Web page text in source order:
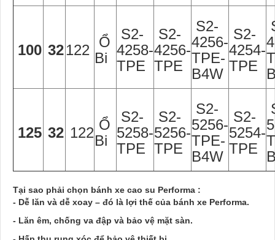
100 32122
Ổ
Bi
S2-
4258-
TPE
S2-
4256-
TPE
S2-
4256-
TPE-
B4W
S2-
4254-
TPE
125 32 122 Ổ
Bi
S2-
5258-
TPE
S2-
5256-
TPE
S2-
5256-
TPE-
B4W
S2-
5254-
TPE
Tại sao phải chọn bánh xe cao su Performa :
- Dễ lăn và dễ xoay – đó là lợi thế của bánh xe Performa.
- Lăn êm, chống va đập và bảo vệ mặt sàn.